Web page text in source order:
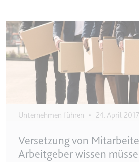
Image
Unternehmen führen • 24. April 2017
Versetzung von
Arbeitgeber wissen